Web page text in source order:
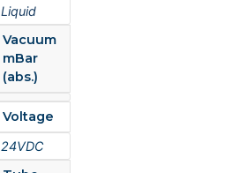
Liquid
Vacuum
mBar
(abs.)
Voltage
24VDC